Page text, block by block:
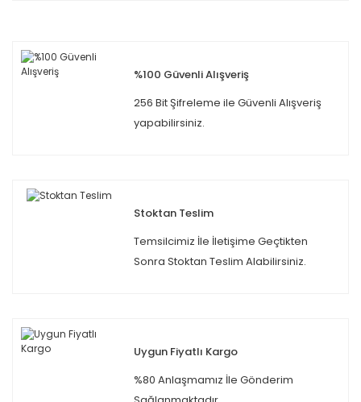
%100 Güvenli Alışveriş
256 Bit Şifreleme ile Güvenli Alışveriş
yapabilirsiniz.
Stoktan Teslim
Temsilcimiz İle İletişime Geçtikten
Sonra Stoktan Teslim Alabilirsiniz.
Uygun Fiyatlı Kargo
%80 Anlaşmamız İle Gönderim